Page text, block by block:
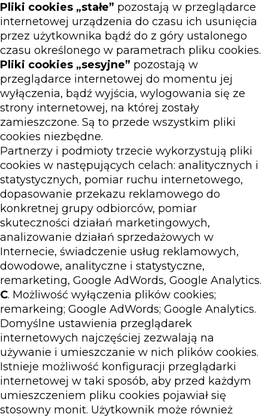
Pliki cookies „stałe” pozostają w przeglądarce
internetowej urządzenia do czasu ich usunięcia
przez użytkownika bądź do z góry ustalonego
czasu określonego w parametrach pliku cookies.
Pliki cookies „sesyjne” pozostają w
przeglądarce internetowej do momentu jej
wyłączenia, bądź wyjścia, wylogowania się ze
strony internetowej, na której zostały
zamieszczone. Są to przede wszystkim pliki
cookies niezbędne.
Partnerzy i podmioty trzecie wykorzystują pliki
cookies w następujących celach: analitycznych i
statystycznych, pomiar ruchu internetowego,
dopasowanie przekazu reklamowego do
konkretnej grupy odbiorców, pomiar
skuteczności działań marketingowych,
analizowanie działań sprzedażowych w
Internecie, świadczenie usług reklamowych,
dowodowe, analityczne i statystyczne,
remarketing, Google AdWords, Google Analytics.
C. Możliwość wyłączenia plików cookies;
remarkeing; Google AdWords; Google Analytics.
Domyślne ustawienia przeglądarek
internetowych najczęściej zezwalają na
używanie i umieszczanie w nich plików cookies.
Istnieje możliwość konfiguracji przeglądarki
internetowej w taki sposób, aby przed każdym
umieszczeniem pliku cookies pojawiał się
stosowny monit. Użytkownik może również